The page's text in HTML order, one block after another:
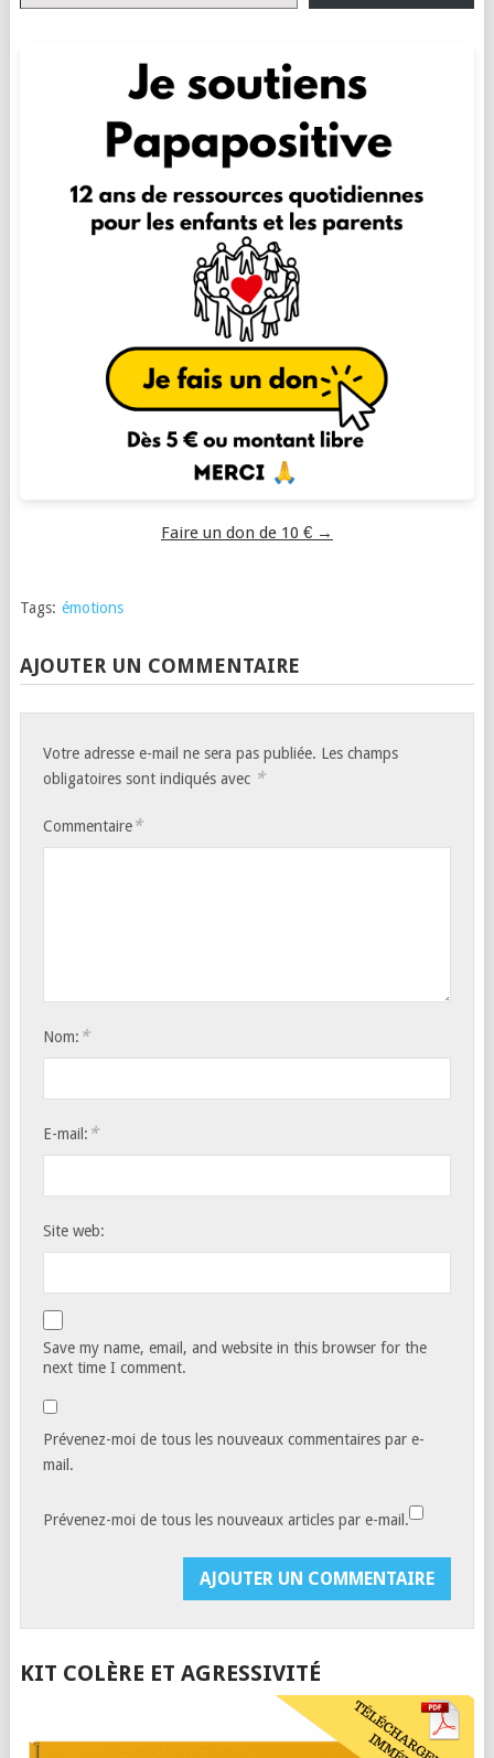
Faire un don de 10 € →
Tags: émotions
AJOUTER UN COMMENTAIRE
Votre adresse e-mail ne sera pas publiée. Les champs
obligatoires sont indiqués avec *
Commentaire*
Nom: *
E-mail: *
Site web:
Save my name, email, and website in this browser for the
next time I comment.
Prévenez-moi de tous les nouveaux commentaires par e-
mail.
Prévenez-moi de tous les nouveaux articles par e-mail.
KIT COLÈRE ET AGRESSIVITÉ